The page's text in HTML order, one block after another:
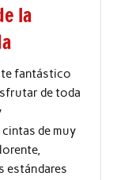
la
fantástico
de toda
de muy
estándares